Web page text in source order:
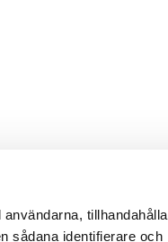
tillhandahålla
sådana identifierare och